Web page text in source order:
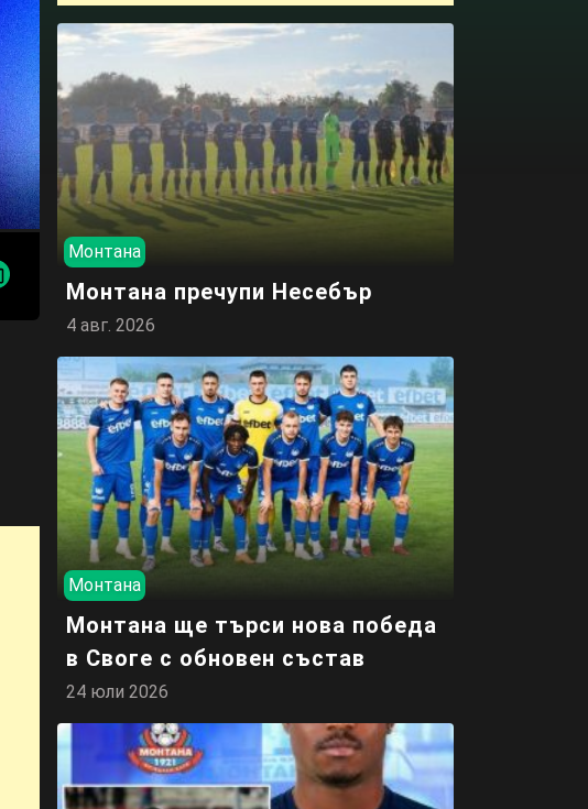
Монтана
Монтана пречупи Несебър
4 авг. 2026
Монтана
Монтана ще търси нова победа
в Своге с обновен състав
24 юли 2026